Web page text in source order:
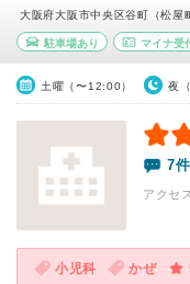
大阪府大阪市中央区谷町（松屋
駐車場あり マイナ受
土曜（〜12:00） 夜
7件
アクセ
小児科 かぜ